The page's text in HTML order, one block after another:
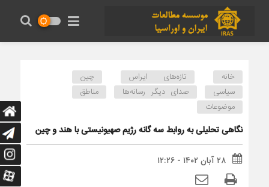
خانه تازه‌های ایراس
چین
سیاسی
صدای دیگر رسانه‌ها
مناطق
موضوعات
نگاهی تحلیلی به روابط سه گانه رژیم صهیونیستی با هند و چین
۲۸ آبان ۱۴۰۲ - ۱۲:۲۶